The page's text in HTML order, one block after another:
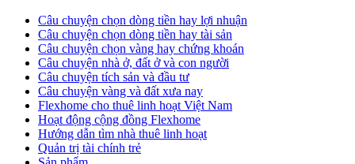
Câu chuyện chọn dòng tiền hay lợi nhuận
Câu chuyện chọn dòng tiền hay tài sản
Câu chuyện chọn vàng hay chứng khoán
Câu chuyện nhà ở, đất ở và con người
Câu chuyện tích sản và đầu tư
Câu chuyện vàng và đất xưa nay
Flexhome cho thuê linh hoạt Việt Nam
Hoạt động cộng đồng Flexhome
Hướng dẫn tìm nhà thuê linh hoạt
Quản trị tài chính trẻ